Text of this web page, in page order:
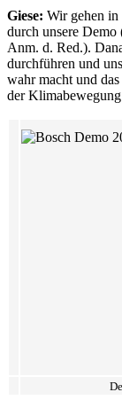
Giese: Wir gehen in
durch unsere Demo
Anm. d. Red.).
durchführen und
wahr macht und
der